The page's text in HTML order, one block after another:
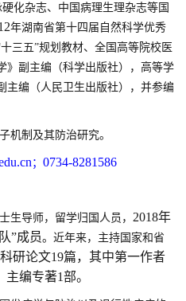
化杂志、中国病理生理杂志等国
年湖南省第十四届自然科学优秀
三五”规划教材、全国高等院校医
》副主编（科学出版社），高等学
主编（人民卫生出版社），并参编
机制及其防治研究。
；0734-8281586
生导师，留学归国人员 ， 2018年
”成员。近年来，主持国家和省
研论文19篇，其中第一作者
编专著1部。